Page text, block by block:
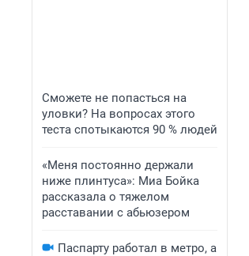
Сможете не попасться на
уловки? На вопросах этого
теста спотыкаются 90 % людей
«Меня постоянно держали
ниже плинтуса»: Миа Бойка
рассказала о тяжелом
расставании с абьюзером
Паспарту работал в метро, а